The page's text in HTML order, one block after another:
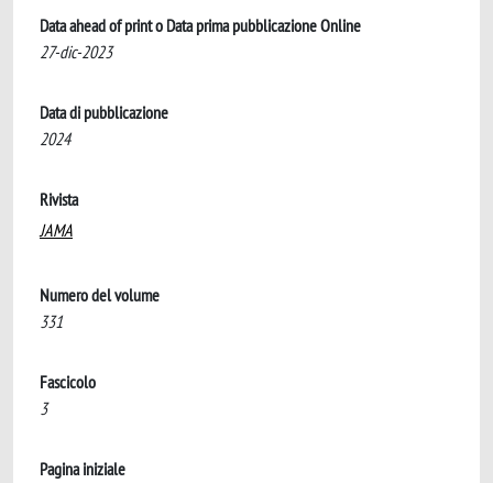
Data ahead of print o Data prima pubblicazione Online
27-dic-2023
Data di pubblicazione
2024
Rivista
JAMA
Numero del volume
331
Fascicolo
3
Pagina iniziale